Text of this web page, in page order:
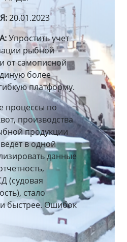
20.01.2023
Упростить учет
рыбной
от самописной
более
платформу.
процессы по
производства
продукции
в одной
данные
(судовая
стало
быстрее. Ошибок